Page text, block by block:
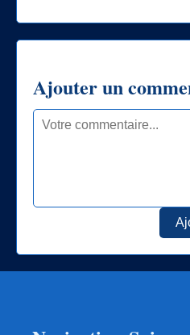
Ajouter un